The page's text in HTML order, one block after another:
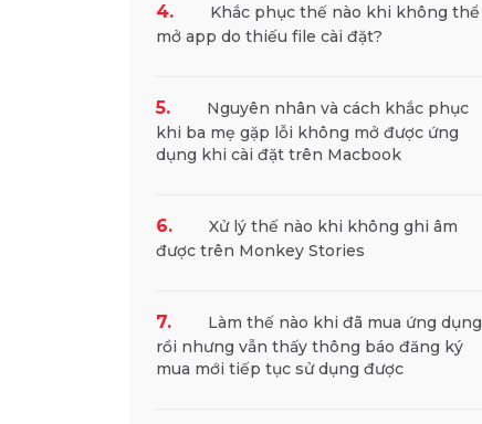
4.
Khắc phục thế nào khi không thể
mở app do thiếu file cài đặt?
5.
Nguyên nhân và cách khắc phục
khi ba mẹ gặp lỗi không mở được ứng
dụng khi cài đặt trên Macbook
6.
Xử lý thế nào khi không ghi âm
được trên Monkey Stories
7.
Làm thế nào khi đã mua ứng dụng
rồi nhưng vẫn thấy thông báo đăng ký
mua mới tiếp tục sử dụng được